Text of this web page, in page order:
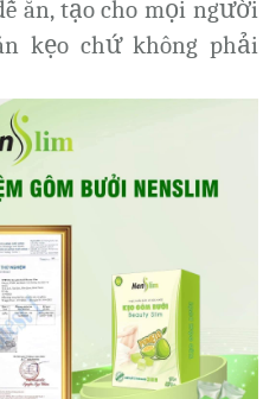
ăn, tạo cho mọi người
kẹo chứ không phải